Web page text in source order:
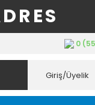
0
Giriş/Üyelik